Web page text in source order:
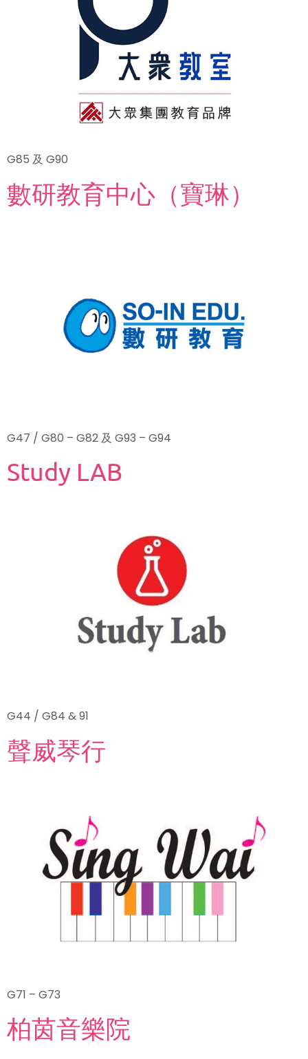
G85 及 G90
數研教育中心（寶琳）
G47 / G80 – G82 及 G93 – G94
Study LAB
G44 / G84 & 91
聲威琴行
G71 – G73
柏茵音樂院